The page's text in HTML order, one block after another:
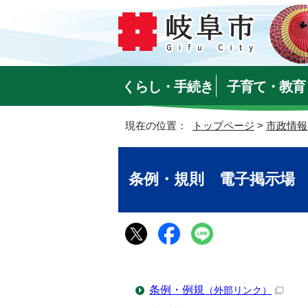
くらし・手続き 子育て・教育
現在の位置： トップページ > 市政情報
条例・規則 電子掲示場
条例・例規 （外部リンク）